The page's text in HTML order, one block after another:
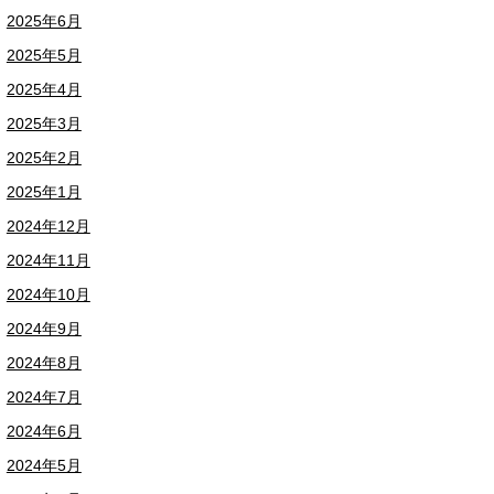
2025年6月
2025年5月
2025年4月
2025年3月
2025年2月
2025年1月
2024年12月
2024年11月
2024年10月
2024年9月
2024年8月
2024年7月
2024年6月
2024年5月